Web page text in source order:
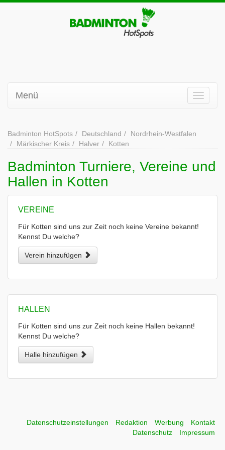
Menü
Badminton HotSpots Deutschland
Nordrhein-Westfalen
Märkischer Kreis
Halver Kotten
Badminton Turniere, Vereine und
Hallen in Kotten
VEREINE
Für Kotten sind uns zur Zeit noch keine Vereine bekannt!
Kennst Du welche?
Verein hinzufügen
HALLEN
Für Kotten sind uns zur Zeit noch keine Hallen bekannt!
Kennst Du welche?
Halle hinzufügen
Datenschutzeinstellungen Redaktion Werbung
Kontakt
Datenschutz
Impressum